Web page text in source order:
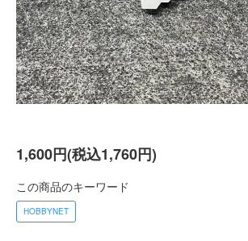
1,600円(税込1,760円)
この商品のキーワード
HOBBYNET